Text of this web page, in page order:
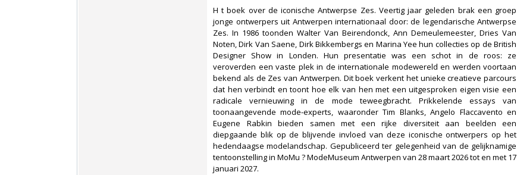
‎H t boek over de iconische Antwerpse Zes. Veertig jaar geleden brak een groep
jonge ontwerpers uit Antwerpen internationaal door: de legendarische Antwerpse
Zes. In 1986 toonden Walter Van Beirendonck, Ann Demeulemeester, Dries Van
Noten, Dirk Van Saene, Dirk Bikkembergs en Marina Yee hun collecties op de British
Designer Show in Londen. Hun presentatie was een schot in de roos: ze
veroverden een vaste plek in de internationale modewereld en werden voortaan
bekend als de Zes van Antwerpen. Dit boek verkent het unieke creatieve parcours
dat hen verbindt en toont hoe elk van hen met een uitgesproken eigen visie een
radicale vernieuwing in de mode teweegbracht. Prikkelende essays van
toonaangevende mode-experts, waaronder Tim Blanks, Angelo Flaccavento en
Eugene Rabkin bieden samen met een rijke diversiteit aan beelden een
diepgaande blik op de blijvende invloed van deze iconische ontwerpers op het
hedendaagse modelandschap. Gepubliceerd ter gelegenheid van de gelijknamige
tentoonstelling in MoMu ? ModeMuseum Antwerpen van 28 maart 2026 tot en met 17
januari 2027.‎